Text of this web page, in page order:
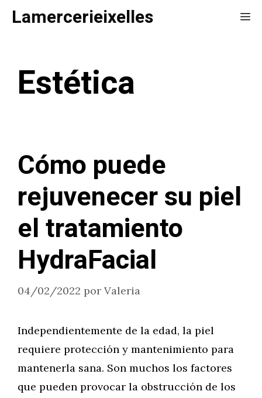
SaltarLamercerieixelles
Estética
Cómo puede
rejuvenecer su piel
el tratamiento
HydraFacial
04/02/2022 por Valeria
Independientemente de la edad, la piel
requiere protección y mantenimiento para
mantenerla sana. Son muchos los factores
que pueden provocar la obstrucción de los